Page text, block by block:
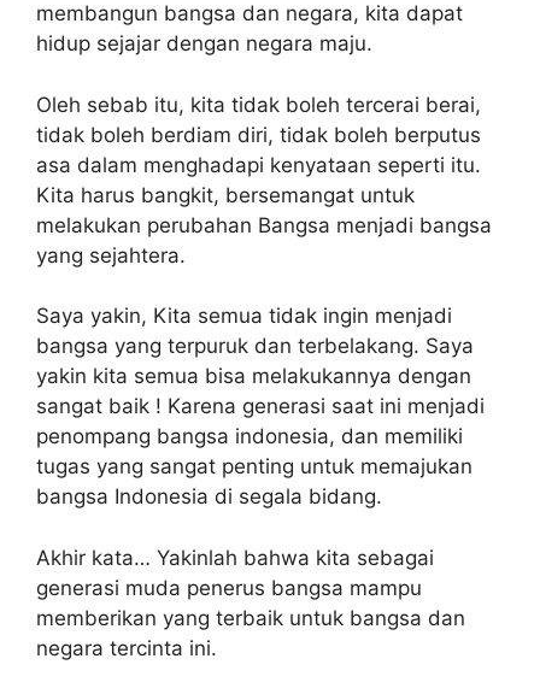
membangun bangsa dan negara, kita dapat
hidup sejajar dengan negara maju.
Oleh sebab itu, kita tidak boleh tercerai berai,
tidak boleh berdiam diri, tidak boleh berputus
asa dalam menghadapi kenyataan seperti itu.
Kita harus bangkit, bersemangat untuk
melakukan perubahan Bangsa menjadi bangsa
yang sejahtera.
Saya yakin, Kita semua tidak ingin menjadi
bangsa yang terpuruk dan terbelakang. Saya
yakin kita semua bisa melakukannya dengan
sangat baik ! Karena generasi saat ini menjadi
penompang bangsa indonesia, dan memiliki
tugas yang sangat penting untuk memajukan
bangsa Indonesia di segala bidang.
Akhir kata… Yakinlah bahwa kita sebagai
generasi muda penerus bangsa mampu
memberikan yang terbaik untuk bangsa dan
negara tercinta ini.